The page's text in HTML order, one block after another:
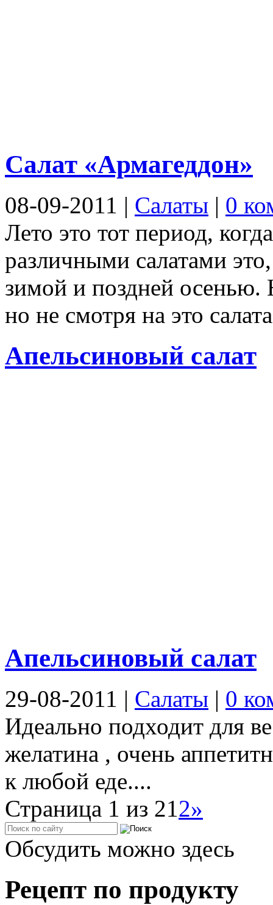
Салат «Армагеддон»
08-09-2011 | Салаты | 0
Лето это тот период,
различными салатами
зимой и поздней осенью.
но не смотря на это
Апельсиновый салат
Апельсиновый салат
29-08-2011 | Салаты | 0
Идеально подходит для
желатина , очень
к любой еде....
Страница 1 из 212»
Обсудить можно здесь
Рецепт по продукту